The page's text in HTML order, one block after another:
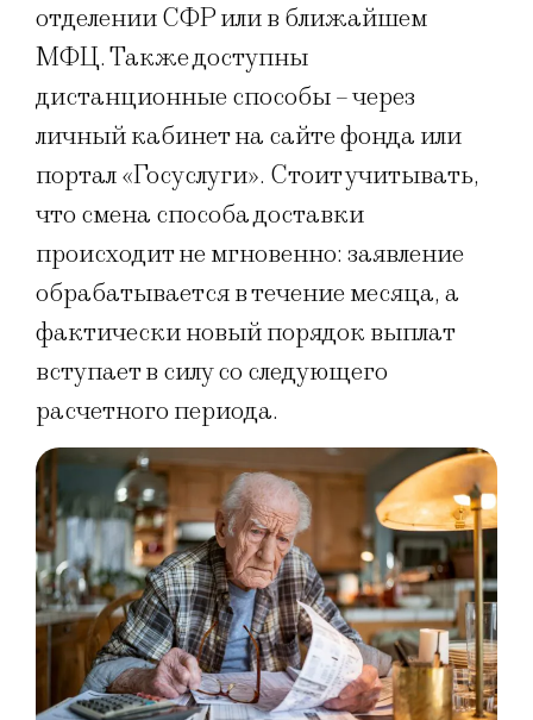
отделении СФР или в ближайшем
МФЦ. Также доступны
дистанционные способы – через
личный кабинет на сайте фонда или
портал «Госуслуги». Стоит учитывать,
что смена способа доставки
происходит не мгновенно: заявление
обрабатывается в течение месяца, а
фактически новый порядок выплат
вступает в силу со следующего
расчетного периода.